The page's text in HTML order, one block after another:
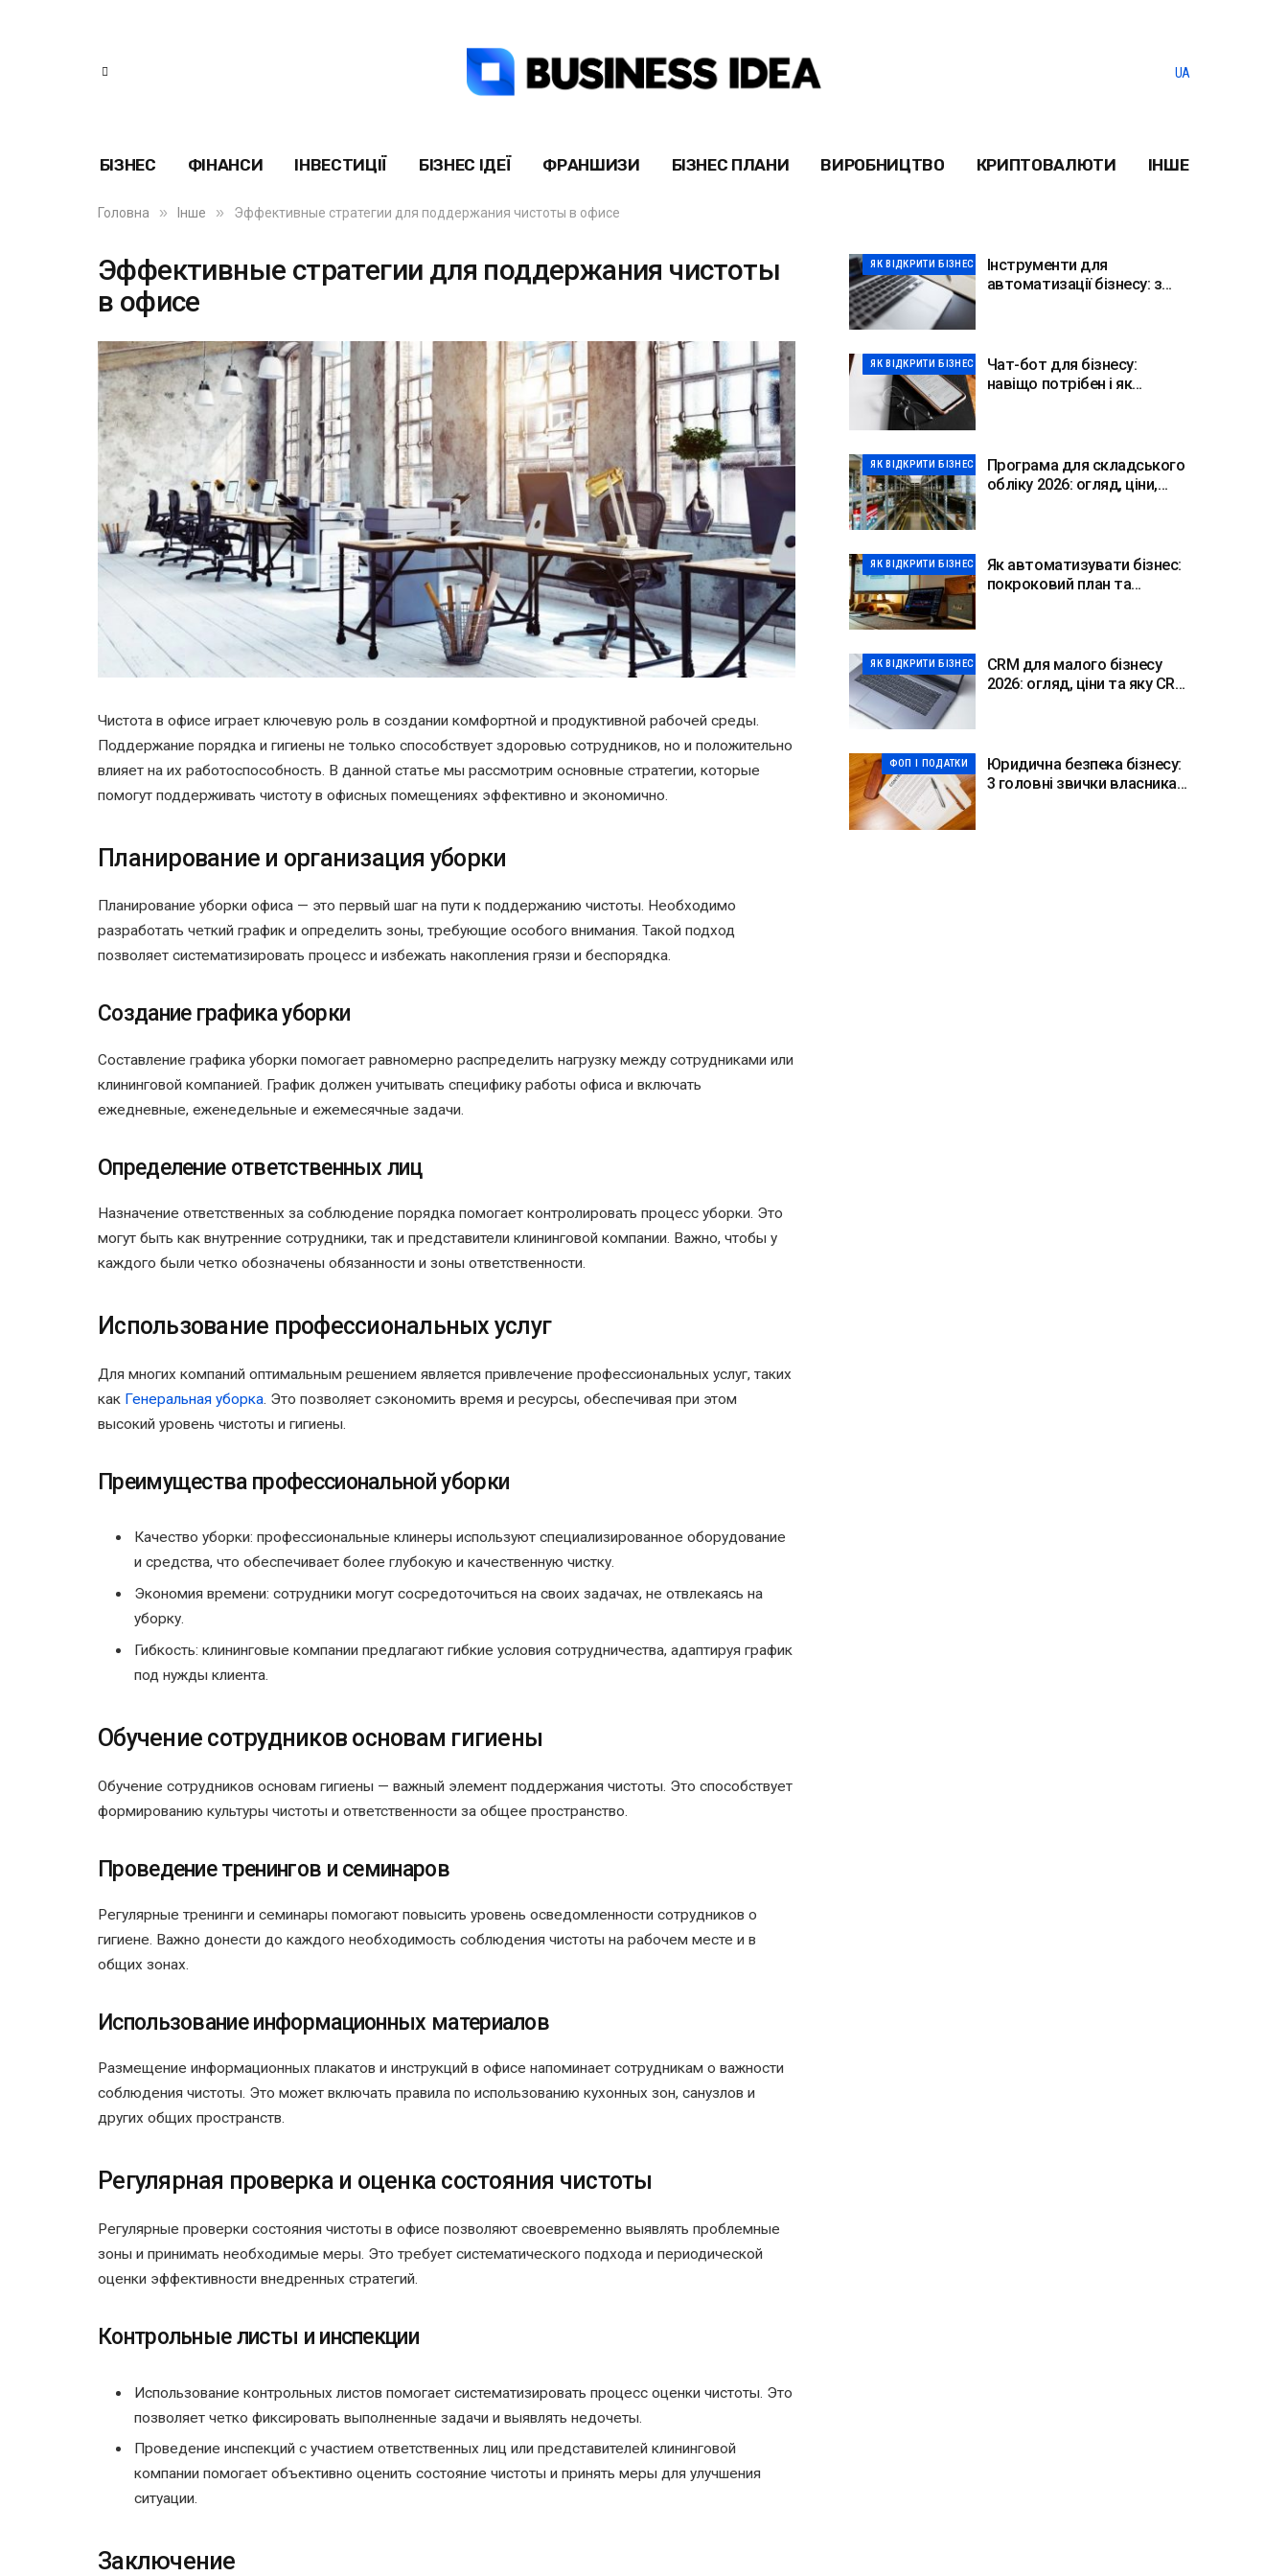
UA
БІЗНЕС ФІНАНСИ ІНВЕСТИЦІЇ БІЗНЕС ІДЕЇ ФРАНШИЗИ БІЗНЕС ПЛАНИ ВИРОБНИЦТВО КРИПТОВАЛЮТИ ІНШЕ
Головна » Інше » Эффективные стратегии для поддержания чистоты в офисе
Эффективные стратегии для поддержания чистоты
в офисе
Чистота в офисе играет ключевую роль в создании комфортной и продуктивной рабочей среды.
Поддержание порядка и гигиены не только способствует здоровью сотрудников, но и положительно
влияет на их работоспособность. В данной статье мы рассмотрим основные стратегии, которые
помогут поддерживать чистоту в офисных помещениях эффективно и экономично.
Планирование и организация уборки
Планирование уборки офиса — это первый шаг на пути к поддержанию чистоты. Необходимо
разработать четкий график и определить зоны, требующие особого внимания. Такой подход
позволяет систематизировать процесс и избежать накопления грязи и беспорядка.
Создание графика уборки
Составление графика уборки помогает равномерно распределить нагрузку между сотрудниками или
клининговой компанией. График должен учитывать специфику работы офиса и включать
ежедневные, еженедельные и ежемесячные задачи.
Определение ответственных лиц
Назначение ответственных за соблюдение порядка помогает контролировать процесс уборки. Это
могут быть как внутренние сотрудники, так и представители клининговой компании. Важно, чтобы у
каждого были четко обозначены обязанности и зоны ответственности.
Использование профессиональных услуг
Для многих компаний оптимальным решением является привлечение профессиональных услуг, таких
как Генеральная уборка . Это позволяет сэкономить время и ресурсы, обеспечивая при этом
высокий уровень чистоты и гигиены.
Преимущества профессиональной уборки
Качество уборки: профессиональные клинеры используют специализированное оборудование
и средства, что обеспечивает более глубокую и качественную чистку.
Экономия времени: сотрудники могут сосредоточиться на своих задачах, не отвлекаясь на
уборку.
Гибкость: клининговые компании предлагают гибкие условия сотрудничества, адаптируя график
под нужды клиента.
Обучение сотрудников основам гигиены
Обучение сотрудников основам гигиены — важный элемент поддержания чистоты. Это способствует
формированию культуры чистоты и ответственности за общее пространство.
Проведение тренингов и семинаров
Регулярные тренинги и семинары помогают повысить уровень осведомленности сотрудников о
гигиене. Важно донести до каждого необходимость соблюдения чистоты на рабочем месте и в
общих зонах.
Использование информационных материалов
Размещение информационных плакатов и инструкций в офисе напоминает сотрудникам о важности
соблюдения чистоты. Это может включать правила по использованию кухонных зон, санузлов и
других общих пространств.
Регулярная проверка и оценка состояния чистоты
Регулярные проверки состояния чистоты в офисе позволяют своевременно выявлять проблемные
зоны и принимать необходимые меры. Это требует систематического подхода и периодической
оценки эффективности внедренных стратегий.
Контрольные листы и инспекции
Использование контрольных листов помогает систематизировать процесс оценки чистоты. Это
позволяет четко фиксировать выполненные задачи и выявлять недочеты.
Проведение инспекций с участием ответственных лиц или представителей клининговой
компании помогает объективно оценить состояние чистоты и принять меры для улучшения
ситуации.
Заключение
ЯК ВІДКРИТИ БІЗНЕС
Інструменти для
автоматизації бізнесу: з
ЯК ВІДКРИТИ БІЗНЕС
Чат-бот для бізнесу:
навіщо потрібен і як
ЯК ВІДКРИТИ БІЗНЕС
Програма для складського
обліку 2026: огляд, ціни,
ЯК ВІДКРИТИ БІЗНЕС
Як автоматизувати бізнес:
покроковий план та
ЯК ВІДКРИТИ БІЗНЕС
CRM для малого бізнесу
2026: огляд, ціни та яку CRM
ФОП І ПОДАТКИ
Юридична безпека бізнесу:
3 головні звички власника